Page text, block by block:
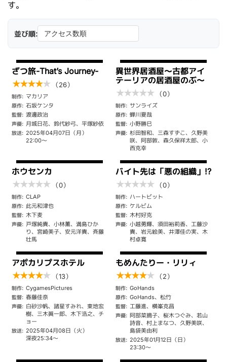
す。
並び順:
ざつ旅-That’s Journey-
★★★★★ （26）
制作: マカリア
原作: 石坂ケンタ
監督: 渡邊政治
声優: 月城日花、鈴代紗弓、平塚紗依
放送: 2025年04月07日（月）
22:00～
異世界居酒屋～古都アイ
テーリアの居酒屋のぶ～
★★★★★ （0）
制作: サンライズ
原作: 蝉川夏哉
監督: 小野勝巳
声優: 杉田智和、三森すずこ、久野美
咲、阿部敦、森久保祥太郎、小
西克幸
ホウセンカ
★★★★★ （0）
制作: CLAP
原作: 此元和津也
監督: 木下麦
声優: 戸塚純貴、小林薫、満島ひか
り、宮崎美子、安元洋貴、斉藤
壮馬
バイト先は「悪の組織」!?
★★★★★ （0）
制作: ハートビット
原作: ケルビム
監督: 木村好克
声優: 小越勇輝、須田裕莉香、工藤沙
貴、岩元絵美、井澤佳の実、木
村卓寛
アポカリプスホテル
★★★★★ （13）
制作: CygamesPictures
監督: 春藤佳奈
声優: 白砂沙帆、諸星すみれ、東地宏
樹、三木眞一郎、木下浩之、チ
ョー
放送: 2025年04月08日（火）
深夜25:34～
もめんたりー・リリィ
★★★★★ （2）
制作: GoHands
原作: GoHands、松竹
監督: 工藤進、横峯克昌
声優: 阿部菜摘子、桜木つぐみ、若山
詩音、村上まなつ、久野美咲、
島袋美由利
放送: 2025年01月12日（日）
23:30～